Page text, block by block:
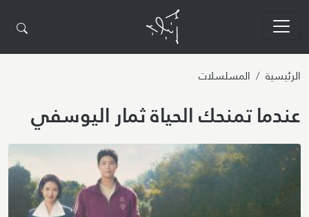
الرئيسية المسلسلات
عندما تمنحك الحياة ثمار اليوسفي